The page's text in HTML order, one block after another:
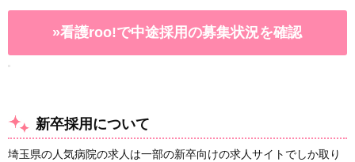
»看護roo!で中途採用の募集状況を確認
新卒採用について
埼玉県の人気病院の求人は一部の新卒向けの求人サイトでしか取り